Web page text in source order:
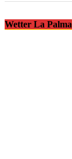
Wetter La Palma